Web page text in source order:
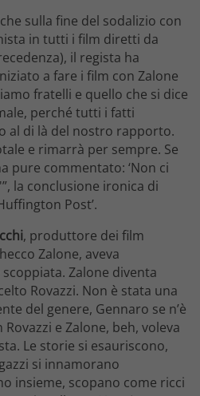
sulla fine del sodalizio con
in tutti i film diretti da
il regista ha
a fare i film con Zalone
fratelli e quello che si dice
perché tutti i fatti
al di là del nostro rapporto.
e rimarrà per sempre. Se
pure commentato: ‘Non ci
la conclusione ironica di
Post’.
, produttore dei film
Zalone, aveva
Zalone diventa
Rovazzi. Non è stata una
del genere, Gennaro se n’è
e Zalone, beh, voleva
Le storie si esauriscono,
si innamorano
insieme, scopano come ricci